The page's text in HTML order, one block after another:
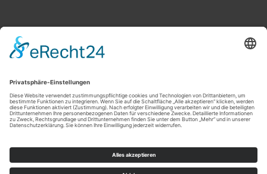
Internistischer Notfall
Krampfanfall